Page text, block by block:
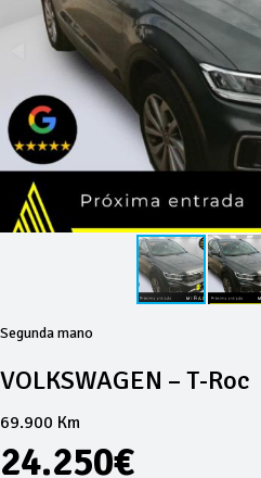
Segunda mano
VOLKSWAGEN – T-Roc
69.900 Km
24.250€